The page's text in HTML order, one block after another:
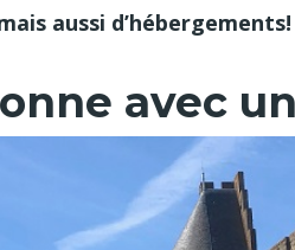
aussi d’hébergements!
avec